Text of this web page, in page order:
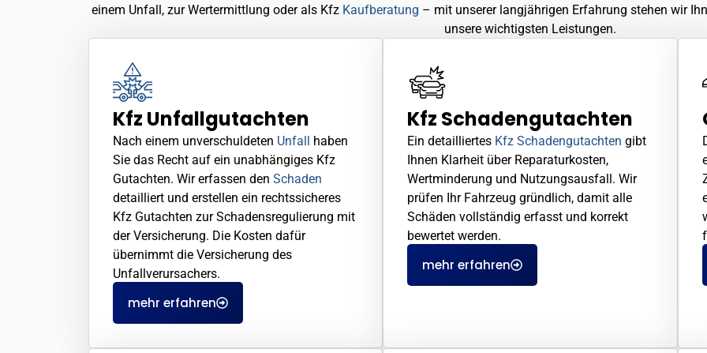
einem Unfall, zur Wertermittlung oder als Kfz Kaufberatung – mit unserer langjährigen Erfahrung stehen wir
unsere wichtigsten Leistungen.
Kfz Unfallgutachten
Nach einem unverschuldeten Unfall haben
Sie das Recht auf ein unabhängiges Kfz
Gutachten. Wir erfassen den Schaden
detailliert und erstellen ein rechtssicheres
Kfz Gutachten zur Schadensregulierung mit
der Versicherung. Die Kosten dafür
übernimmt die Versicherung des
Unfallverursachers.
mehr erfahren
Kfz Schadengutachten
Ein detailliertes Kfz Schadengutachten gibt
Ihnen Klarheit über Reparaturkosten,
Wertminderung und Nutzungsausfall. Wir
prüfen Ihr Fahrzeug gründlich, damit alle
Schäden vollständig erfasst und korrekt
bewertet werden.
mehr erfahren